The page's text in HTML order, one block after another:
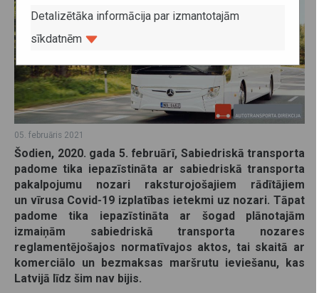
05. februāris 2021
Šodien, 2020. gada 5. februārī, Sabiedriskā transporta
padome tika iepazīstināta ar sabiedriskā transporta
pakalpojumu nozari raksturojošajiem rādītājiem
un vīrusa Covid-19 izplatības ietekmi uz nozari. Tāpat
padome tika iepazīstināta ar šogad plānotajām
izmaiņām sabiedriskā transporta nozares
reglamentējošajos normatīvajos aktos, tai skaitā ar
komerciālo un bezmaksas maršrutu ieviešanu, kas
Latvijā līdz šim nav bijis.
Detalizētāka informācija par izmantotajām
sīkdatnēm